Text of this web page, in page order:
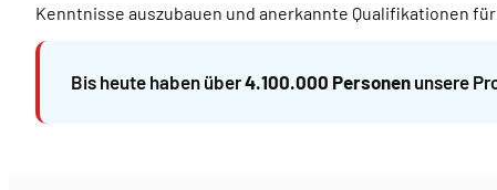
Kenntnisse auszubauen und anerkannte Qualifikationen
Bis heute haben über4.100.000 Personen unsere